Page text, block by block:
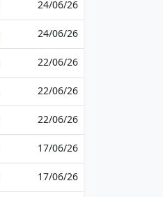
24/06/26
24/06/26
22/06/26
22/06/26
22/06/26
17/06/26
17/06/26